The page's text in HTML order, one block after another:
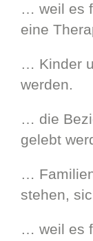
… weil es
eine
… Kinder
werden.
… die
gelebt
…
stehen,
… weil es